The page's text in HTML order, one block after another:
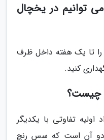
توانیم در یخچال
تا یک هفته داخل ظرف
کنید.
چیست؟
تفاوتی با یکدیگر
دو آن است که سس رنچ